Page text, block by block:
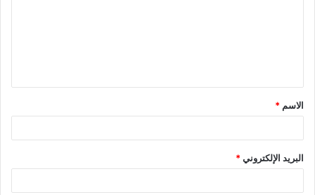
ق
*
الاسم *
البريد الإلكتروني*